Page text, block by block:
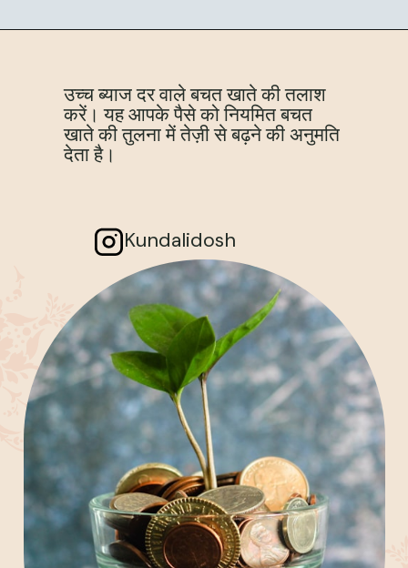
उच्च ब्याज दर वाले बचत खाते की तलाश
करें। यह आपके पैसे को नियमित बचत
खाते की तुलना में तेज़ी से बढ़ने की अनुमति
देता है।
Kundalidosh